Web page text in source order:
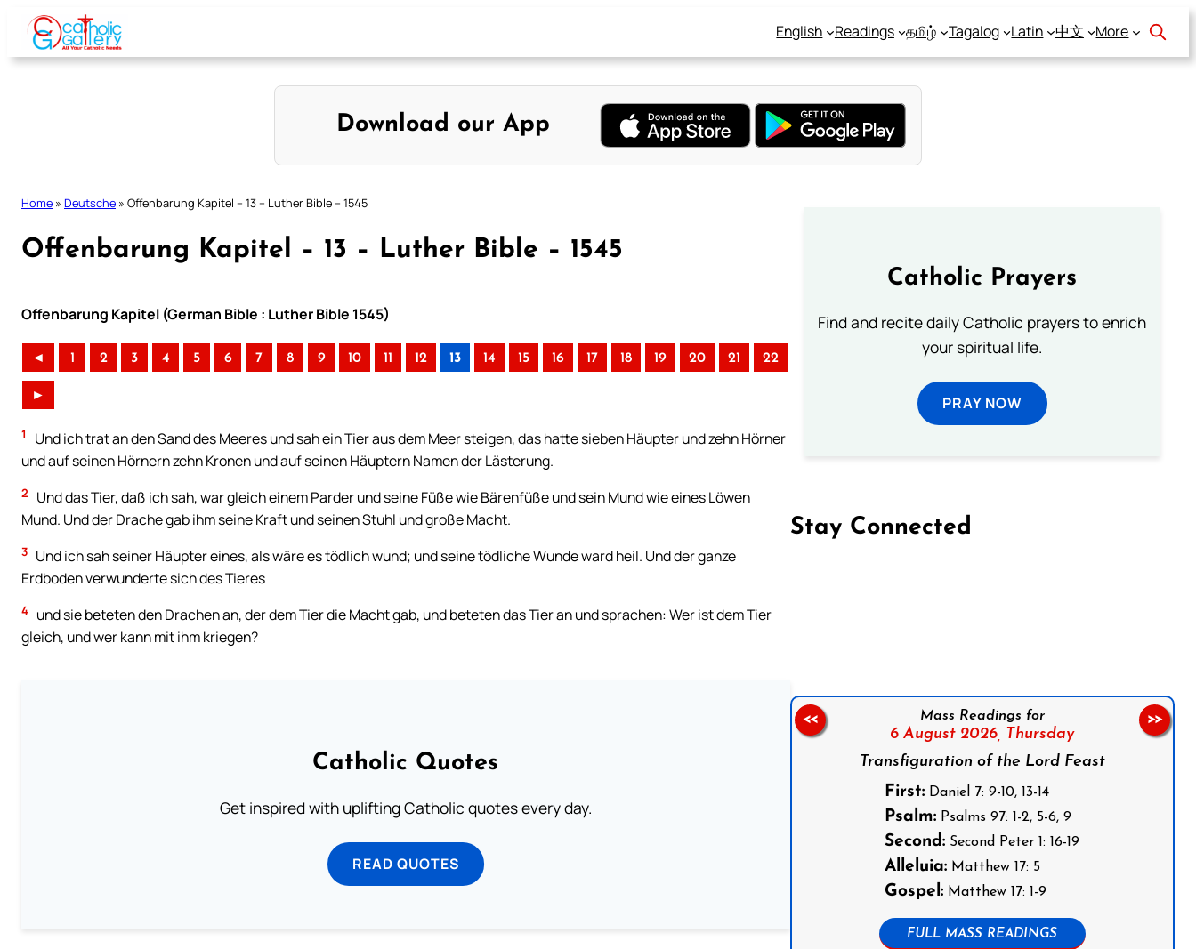
Skip
content
English Readings தமிழ் Tagalog Latin 中文 More
Download our App
Home » Deutsche » Offenbarung Kapitel – 13 – Luther Bible – 1545
Offenbarung Kapitel – 13 – Luther Bible – 1545
Offenbarung Kapitel (German Bible : Luther Bible 1545)
◄ 1 2 3 4 5 6 7 8 9 10 11 12 13 14 15 16 17 18 19 20 21 22
►
1
Und ich trat an den Sand des Meeres und sah ein Tier aus dem Meer steigen, das hatte sieben Häupter und zehn Hörner
und auf seinen Hörnern zehn Kronen und auf seinen Häuptern Namen der Lästerung.
2
Und das Tier, daß ich sah, war gleich einem Parder und seine Füße wie Bärenfüße und sein Mund wie eines Löwen
Mund. Und der Drache gab ihm seine Kraft und seinen Stuhl und große Macht.
3 Und ich sah seiner Häupter eines, als wäre es tödlich wund; und seine tödliche Wunde ward heil. Und der ganze
Erdboden verwunderte sich des Tieres
4 und sie beteten den Drachen an, der dem Tier die Macht gab, und beteten das Tier an und sprachen: Wer ist dem Tier
gleich, und wer kann mit ihm kriegen?
Catholic Quotes
Get inspired with uplifting Catholic quotes every day.
READ QUOTES
Catholic Prayers
Find and recite daily Catholic prayers to enrich
your spiritual life.
PRAY NOW
Stay Connected
Mass Readings for
6 August 2026, Thursday
Transfiguration of the Lord Feast
First: Daniel 7: 9-10, 13-14
Psalm: Psalms 97: 1-2, 5-6, 9
Second: Second Peter 1: 16-19
Alleluia: Matthew 17: 5
Gospel: Matthew 17: 1-9
FULL MASS READINGS
<< >>